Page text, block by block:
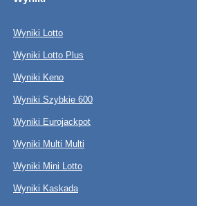
Wyniki Lotto
Wyniki Lotto Plus
Wyniki Keno
Wyniki Szybkie 600
Wyniki Eurojackpot
Wyniki Multi Multi
Wyniki Mini Lotto
Wyniki Kaskada